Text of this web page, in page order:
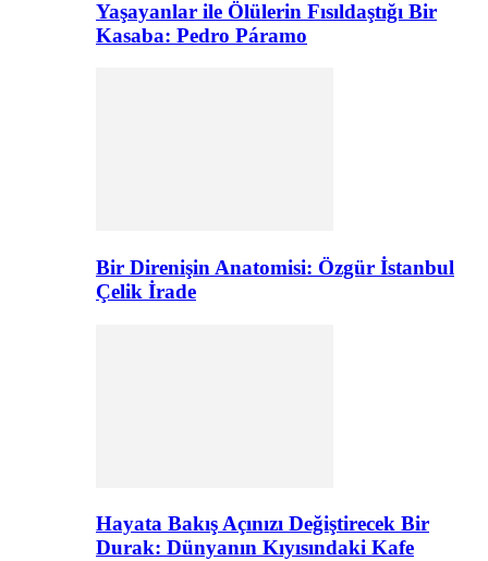
Yaşayanlar ile Ölülerin Fısıldaştığı Bir
Kasaba: Pedro Páramo
Bir Direnişin Anatomisi: Özgür İstanbul
Çelik İrade
Hayata Bakış Açınızı Değiştirecek Bir
Durak: Dünyanın Kıyısındaki Kafe